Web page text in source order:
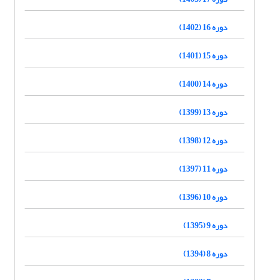
دوره 16 (1402)
دوره 15 (1401)
دوره 14 (1400)
دوره 13 (1399)
دوره 12 (1398)
دوره 11 (1397)
دوره 10 (1396)
دوره 9 (1395)
دوره 8 (1394)